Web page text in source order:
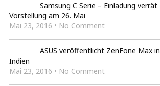
Samsung C Serie – Einladung verrät
Vorstellung am 26. Mai
Mai 23, 2016 • No Comment
ASUS veröffentlicht ZenFone Max in
Indien
Mai 23, 2016 • No Comment